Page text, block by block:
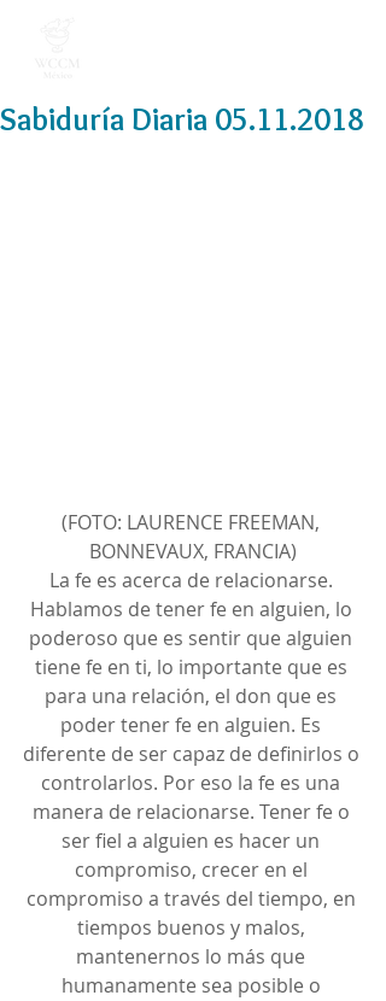
Sabiduría Diaria 05.11.2018
(FOTO: LAURENCE FREEMAN,
BONNEVAUX, FRANCIA)
La fe es acerca de relacionarse.
Hablamos de tener fe en alguien, lo
poderoso que es sentir que alguien
tiene fe en ti, lo importante que es
para una relación, el don que es
poder tener fe en alguien. Es
diferente de ser capaz de definirlos o
controlarlos. Por eso la fe es una
manera de relacionarse. Tener fe o
ser fiel a alguien es hacer un
compromiso, crecer en el
compromiso a través del tiempo, en
tiempos buenos y malos,
mantenernos lo más que
humanamente sea posible o